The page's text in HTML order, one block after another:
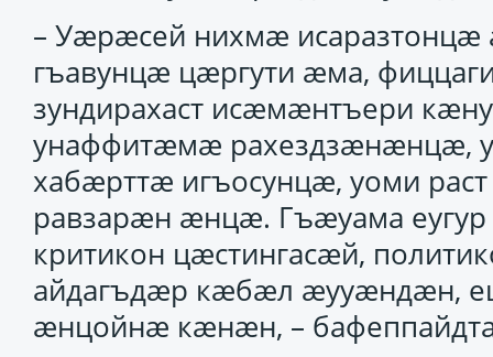
– Уӕрӕсей нихмӕ исаразтонцӕ
гъавунцӕ цӕргути ӕма,
зундирахаст исӕмӕнтъери
унаффитӕмӕ рахездзӕнӕнцӕ,
хабӕрттӕ игъосунцӕ, уоми
равзарӕн ӕнцӕ. Гъӕуама
критикон цӕстингасӕй,
айдагъдӕр кӕбӕл ӕууӕндӕн,
ӕнцойнӕ кӕнӕн, –